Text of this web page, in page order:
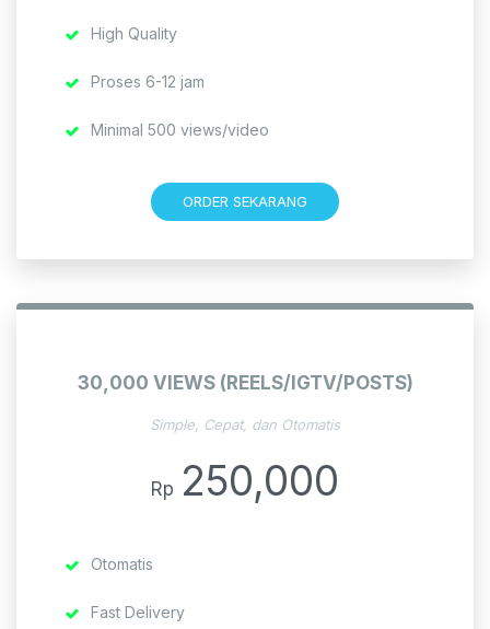
High Quality
Proses 6-12 jam
Minimal 500 views/video
ORDER SEKARANG
30,000 VIEWS (REELS/IGTV/POSTS)
Simple, Cepat, dan Otomatis
Rp 250,000
Otomatis
Fast Delivery